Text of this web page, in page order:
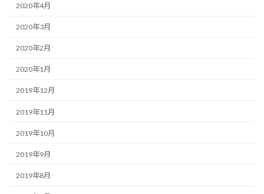
2020年4月
2020年3月
2020年2月
2020年1月
2019年12月
2019年11月
2019年10月
2019年9月
2019年8月